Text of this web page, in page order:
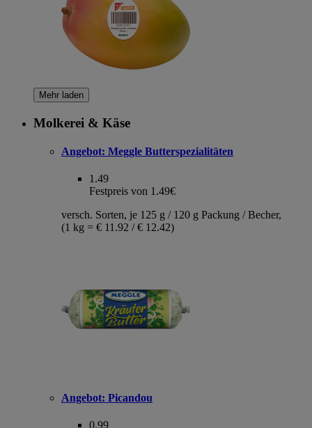
Mehr laden
Molkerei & Käse
Angebot: Meggle Butterspezialitäten
1.49
Festpreis von 1.49€
versch. Sorten, je 125 g / 120 g Packung / Becher,
(1 kg = € 11.92 / € 12.42)
Angebot: Picandou
0.99